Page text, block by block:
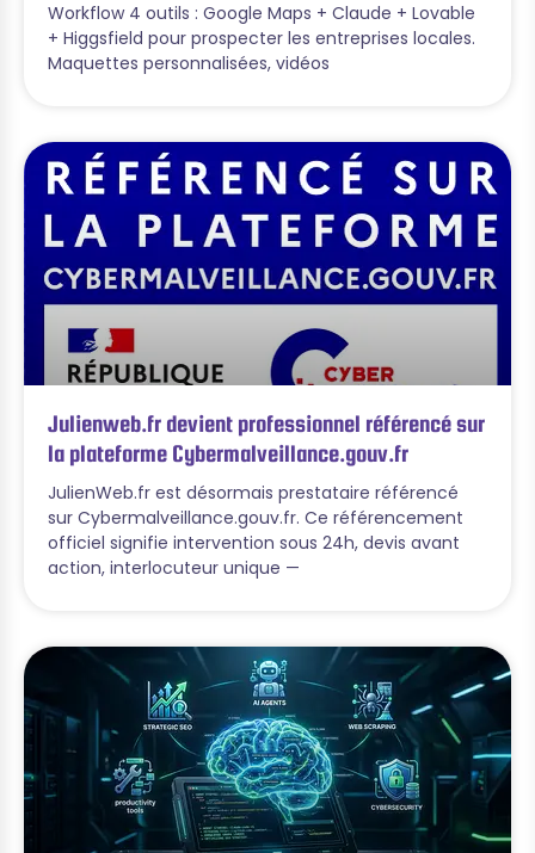
Workflow 4 outils : Google Maps + Claude + Lovable
+ Higgsfield pour prospecter les entreprises locales.
Maquettes personnalisées, vidéos
Julienweb.fr devient professionnel référencé sur
la plateforme Cybermalveillance.gouv.fr
JulienWeb.fr est désormais prestataire référencé
sur Cybermalveillance.gouv.fr. Ce référencement
officiel signifie intervention sous 24h, devis avant
action, interlocuteur unique —